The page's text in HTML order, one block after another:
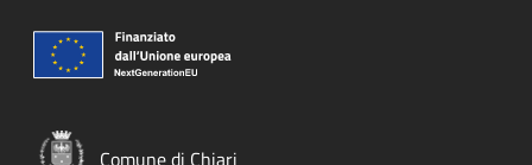
Comune di Chiari